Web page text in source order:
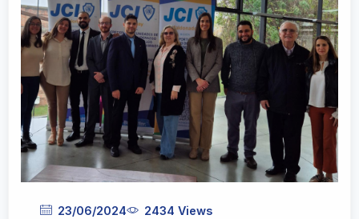
23/06/2024 2434 Views